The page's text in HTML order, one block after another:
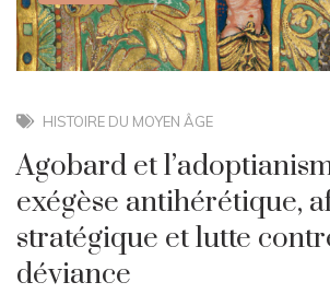
HISTOIRE DU MOYEN ÂGE
Agobard et
exégèse antihérétique,
stratégique et lutte
déviance